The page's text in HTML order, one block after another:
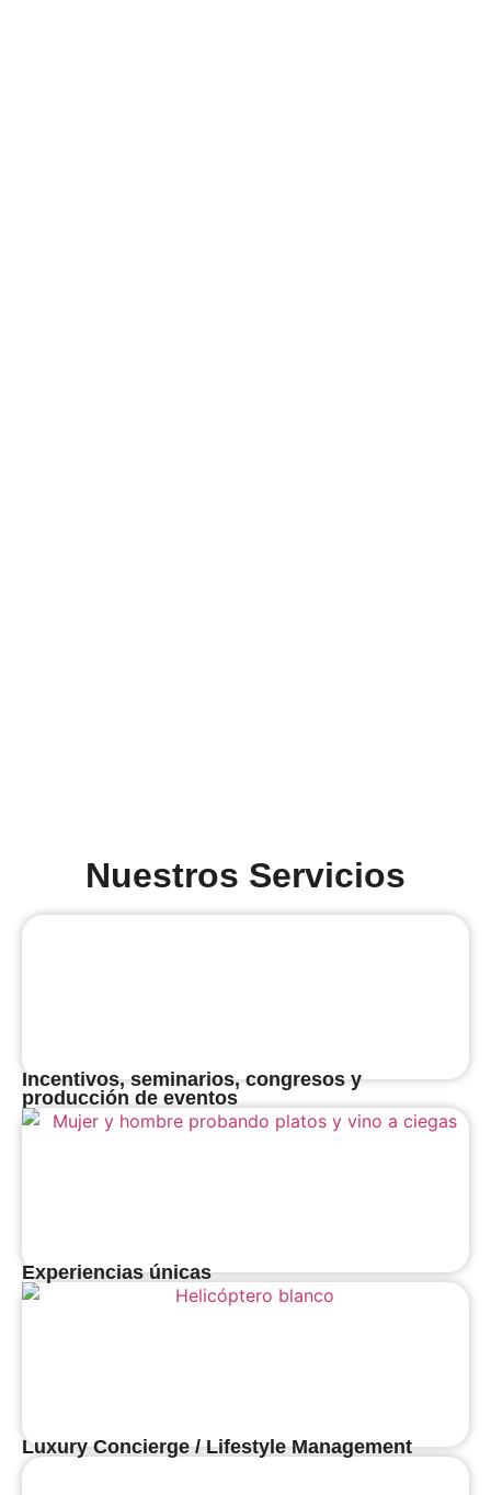
Nuestros Servicios
Incentivos, seminarios, congresos y
producción de eventos
Experiencias únicas
Luxury Concierge / Lifestyle Management